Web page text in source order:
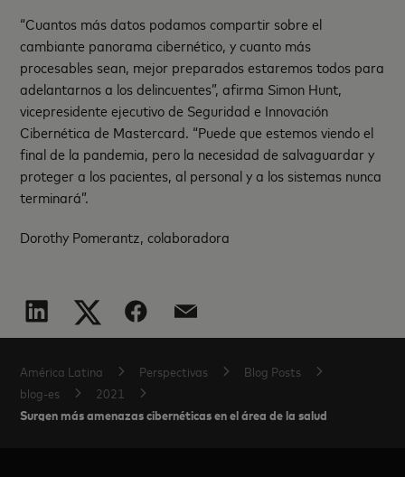
“Cuantos más datos podamos compartir sobre el
cambiante panorama cibernético, y cuanto más
procesables sean, mejor preparados estaremos todos para
adelantarnos a los delincuentes”, afirma Simon Hunt,
vicepresidente ejecutivo de Seguridad e Innovación
Cibernética de Mastercard. “Puede que estemos viendo el
final de la pandemia, pero la necesidad de salvaguardar y
proteger a los pacientes, al personal y a los sistemas nunca
terminará”.
Dorothy Pomerantz, colaboradora
América Latina Perspectivas
Blog Posts
blog-es
2021
Surgen más amenazas cibernéticas en el área de la salud